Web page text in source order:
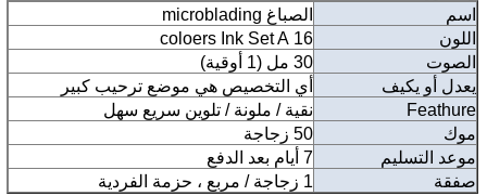
اسم
الصباغ microblading
اللون
16 coloers Ink Set A
الصوت
30 مل (1 أوقية)
يعدل أو يكيف
أي التخصيص هي موضع ترحيب كبير
Feathure
نقية / ملونة / تلوين سريع سهل
موك
50 زجاجة
موعد التسليم
7 أيام بعد الدفع
صفقة
1 زجاجة / مربع ، حزمة الفردية